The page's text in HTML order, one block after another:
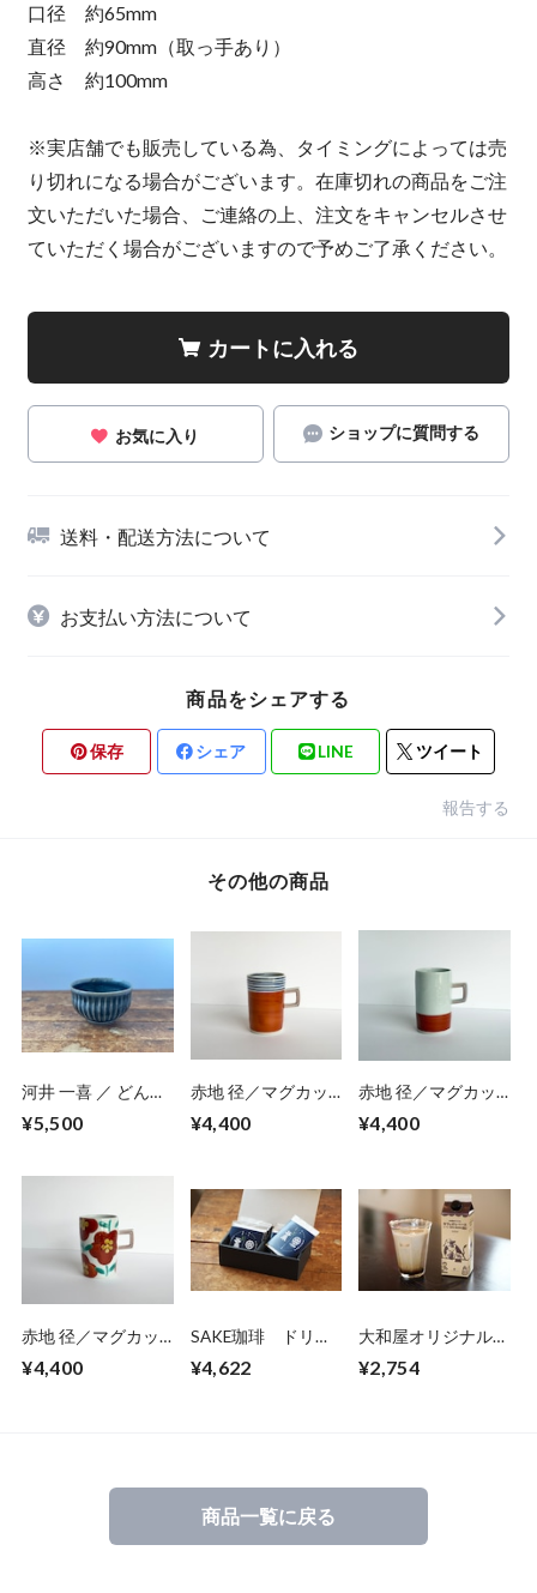
口径 約65mm
直径 約90mm（取っ手あり）
高さ 約100mm
※実店舗でも販売している為、タイミングによっては売
り切れになる場合がございます。在庫切れの商品をご注
文いただいた場合、ご連絡の上、注文をキャンセルさせ
ていただく場合がございますので予めご了承ください。
カートに入れる
お気に入り ショップに質問する
送料・配送方法について
お支払い方法について
商品をシェアする
保存 シェア LINE ツイート
報告する
その他の商品
河井 一喜 ／ どんぶ
¥5,500
赤地 径／マグカッ
¥4,400
赤地 径／マグカッ
¥4,400
赤地 径／マグカッ
¥4,400
SAKE珈琲 ドリッ
【ギフトセット】
¥4,622
大和屋オリジナル
3本セット
¥2,754
商品一覧に戻る